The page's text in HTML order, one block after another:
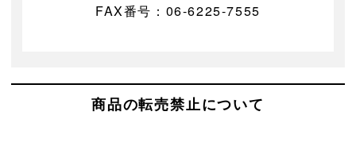
FAX番号：06-6225-7555
商品の転売禁止について